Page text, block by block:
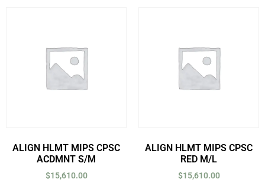
ALIGN HLMT MIPS CPSC
ACDMNT S/M
$15,610.00
ALIGN HLMT MIPS CPSC
RED M/L
$15,610.00